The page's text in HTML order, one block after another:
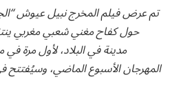
تم عرض فيلم المخرج نبيل عيوش
حول كفاح مغني شعبي مغربي
مدينة في البلاد، لأول مرة
المهرجان الأسبوع الماضي، وسيُفتتح